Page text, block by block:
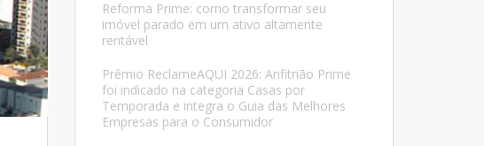
Reforma Prime: como transformar seu
imóvel parado em um ativo altamente
rentável
Prêmio ReclameAQUI 2026: Anfitrião Prime
foi indicado na categoria Casas por
Temporada e integra o Guia das Melhores
Empresas para o Consumidor